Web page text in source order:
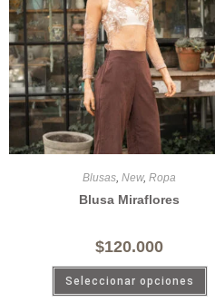
Blusas, New, Ropa
Blusa Miraflores
$120.000
Seleccionar opciones